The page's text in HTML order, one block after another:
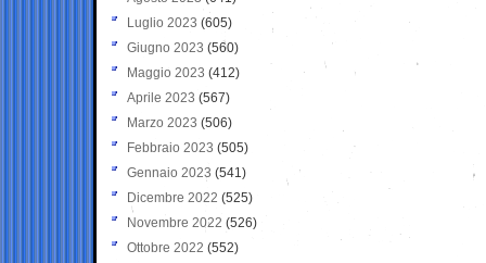
Luglio 2023 (605)
Giugno 2023 (560)
Maggio 2023 (412)
Aprile 2023 (567)
Marzo 2023 (506)
Febbraio 2023 (505)
Gennaio 2023 (541)
Dicembre 2022 (525)
Novembre 2022 (526)
Ottobre 2022 (552)